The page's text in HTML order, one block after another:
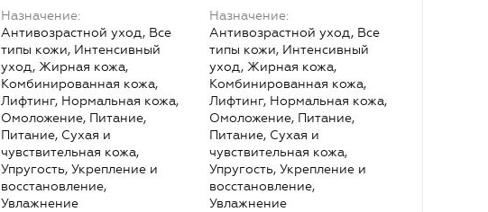
Назначение
Антивозрастной уход, Все
типы кожи, Интенсивный
уход, Жирная кожа,
Комбинированная кожа,
Лифтинг, Нормальная кожа,
Омоложение, Питание,
Питание, Сухая и
чувствительная кожа,
Упругость, Укрепление и
восстановление,
Увлажнение
Назначение
Антивозрастной уход, Все
типы кожи, Интенсивный
уход, Жирная кожа,
Комбинированная кожа,
Лифтинг, Нормальная кожа,
Омоложение, Питание,
Питание, Сухая и
чувствительная кожа,
Упругость, Укрепление и
восстановление,
Увлажнение